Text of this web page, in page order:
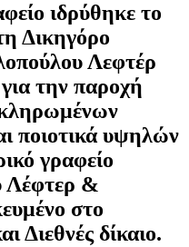
ιδρύθηκε το
Δικηγόρο
Λεφτέρ
για την παροχή
ποιοτικά υψηλών
γραφείο
Λέφτερ &
στο
Διεθνές δίκαιο.